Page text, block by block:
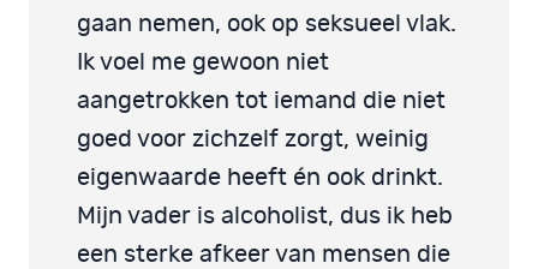
gaan nemen, ook op seksueel vlak.
Ik voel me gewoon niet
aangetrokken tot iemand die niet
goed voor zichzelf zorgt, weinig
eigenwaarde heeft én ook drinkt.
Mijn vader is alcoholist, dus ik heb
een sterke afkeer van mensen die